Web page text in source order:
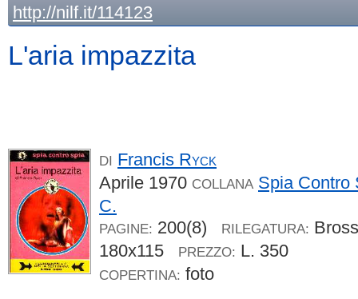
http://nilf.it/114123
L'aria impazzita
DI Francis Ryck
Aprile 1970 COLLANA Spia Contro
C.
PAGINE: 200(8) RILEGATURA:
180x115
PREZZO: L. 350
COPERTINA: foto